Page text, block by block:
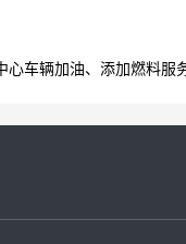
心车辆加油、添加燃料服